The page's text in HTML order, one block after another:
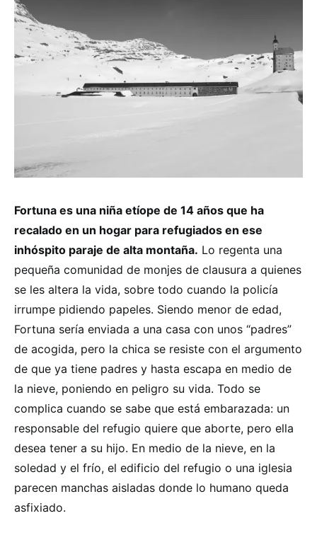
Fortuna es una niña etíope de 14 años que ha
recalado en un hogar para refugiados en ese
inhóspito paraje de alta montaña. Lo regenta una
pequeña comunidad de monjes de clausura a quienes
se les altera la vida, sobre todo cuando la policía
irrumpe pidiendo papeles. Siendo menor de edad,
Fortuna sería enviada a una casa con unos “padres”
de acogida, pero la chica se resiste con el argumento
de que ya tiene padres y hasta escapa en medio de
la nieve, poniendo en peligro su vida. Todo se
complica cuando se sabe que está embarazada: un
responsable del refugio quiere que aborte, pero ella
desea tener a su hijo. En medio de la nieve, en la
soledad y el frío, el edificio del refugio o una iglesia
parecen manchas aisladas donde lo humano queda
asfixiado.